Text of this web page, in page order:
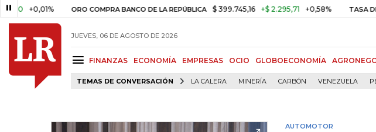
ORO COMPRA BANCO DE LA REPÚBLICA $ 399.745,16 +$ 2.295,71 +0,58% TASA DE USURA
JUEVES, 06 DE AGOSTO DE 2026
FINANZAS ECONOMÍA EMPRESAS OCIO GLOBOECONOMÍA
TEMAS DE CONVERSACIÓN LA CALERA MINERÍA CARBÓN VENEZUELA
AUTOMOTOR